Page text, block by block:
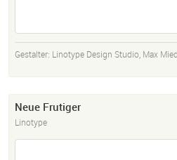
Gestalter: Linotype Design Studio, Max
Neue Frutiger
Linotype